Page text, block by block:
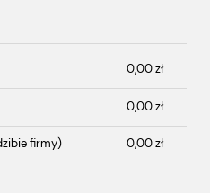
kosztów płatności
0,00 zł
0,00 zł
firmy) 0,00 zł